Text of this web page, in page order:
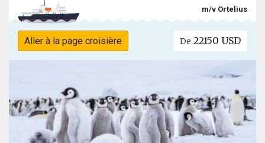
m/v Ortelius
Aller à la page croisière De 22150 USD